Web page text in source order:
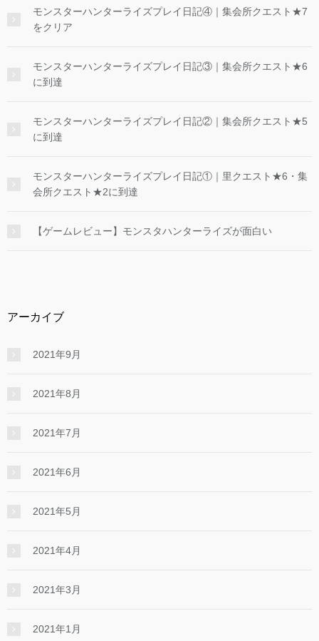
モンスターハンターライズプレイ日記④｜集会所クエスト★7
をクリア
モンスターハンターライズプレイ日記③｜集会所クエスト★6
に到達
モンスターハンターライズプレイ日記②｜集会所クエスト★5
に到達
モンスターハンターライズプレイ日記①｜里クエスト★6・集
会所クエスト★2に到達
【ゲームレビュー】モンスタハンターライズが面白い
アーカイブ
2021年9月
2021年8月
2021年7月
2021年6月
2021年5月
2021年4月
2021年3月
2021年1月